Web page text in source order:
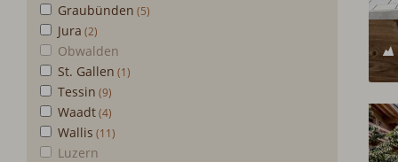
Graubünden
Jura
Obwalden
St. Gallen
Tessin
Waadt
Wallis
Luzern